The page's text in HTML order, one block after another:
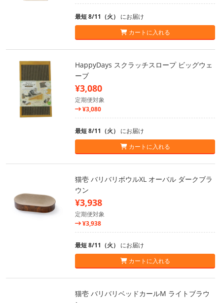
最短 8/11（火） にお届け
カートに入れる
HappyDays スクラッチスロープ ビッグウェ
ーブ
¥3,080
定期便対象
¥3,080
最短 8/11（火） にお届け
カートに入れる
猫壱 バリバリボウルXL オーバル ダークブラ
ウン
¥3,938
定期便対象
¥3,938
最短 8/11（火） にお届け
カートに入れる
猫壱 バリバリベッドカールM ライトブラウ